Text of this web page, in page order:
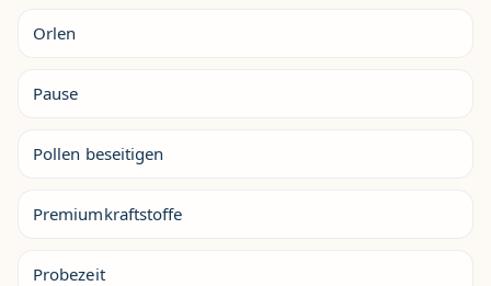
Orlen
Pause
Pollen beseitigen
Premiumkraftstoffe
Probezeit